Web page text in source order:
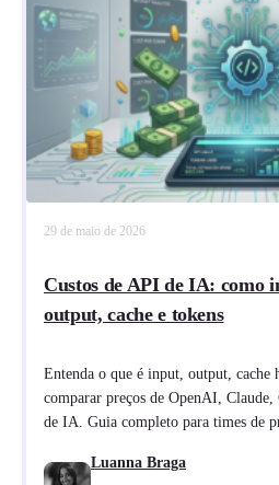
29 de maio de 2026
Custos de API de IA: como
output, cache e tokens
Entenda o que é input, output, cache
comparar preços de OpenAI,
de IA. Guia completo para times de
Luanna Braga